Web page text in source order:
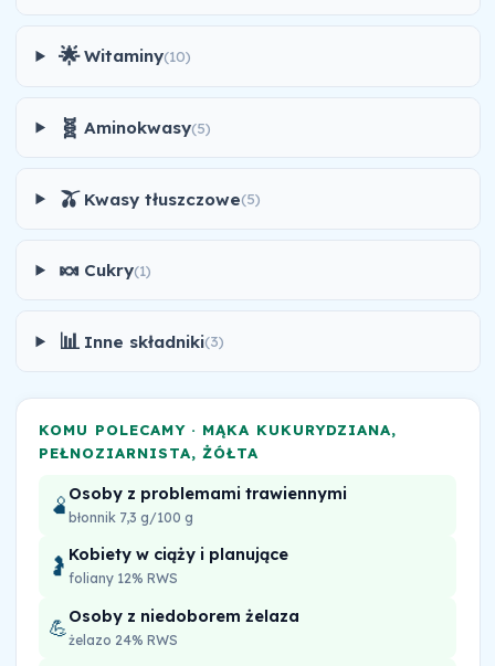
🌟 Witaminy(10)
🧬 Aminokwasy(5)
🫒 Kwasy tłuszczowe(5)
🍬 Cukry(1)
📊 Inne składniki(3)
KOMU POLECAMY · MĄKA KUKURYDZIANA,
PEŁNOZIARNISTA, ŻÓŁTA
🫄Osoby z problemami trawiennymi
błonnik 7,3 g/100 g
🤰 Kobiety w ciąży i planujące
foliany 12% RWS
💪Osoby z niedoborem żelaza
żelazo 24% RWS